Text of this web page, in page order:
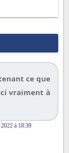
à 18:39
ce que
vraiment à